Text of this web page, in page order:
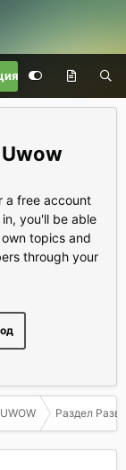
Uwow
a free account
you'll be able
topics and
through your
Раздел